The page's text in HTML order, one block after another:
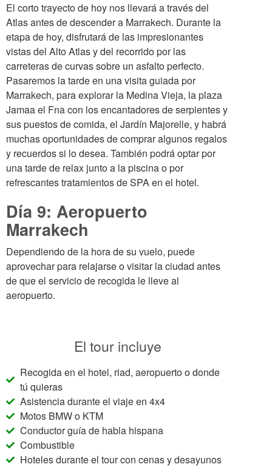
El corto trayecto de hoy nos llevará a través del
Atlas antes de descender a Marrakech. Durante la
etapa de hoy, disfrutará de las impresionantes
vistas del Alto Atlas y del recorrido por las
carreteras de curvas sobre un asfalto perfecto.
Pasaremos la tarde en una visita guiada por
Marrakech, para explorar la Medina Vieja, la plaza
Jamaa el Fna con los encantadores de serpientes y
sus puestos de comida, el Jardín Majorelle, y habrá
muchas oportunidades de comprar algunos regalos
y recuerdos si lo desea. También podrá optar por
una tarde de relax junto a la piscina o por
refrescantes tratamientos de SPA en el hotel.
Día 9: Aeropuerto
Marrakech
Dependiendo de la hora de su vuelo, puede
aprovechar para relajarse o visitar la ciudad antes
de que el servicio de recogida le lleve al
aeropuerto.
El tour incluye
Recogida en el hotel, riad, aeropuerto o donde
tú quieras
Asistencia durante el viaje en 4x4
Motos BMW o KTM
Conductor guía de habla hispana
Combustible
Hoteles durante el tour con cenas y desayunos